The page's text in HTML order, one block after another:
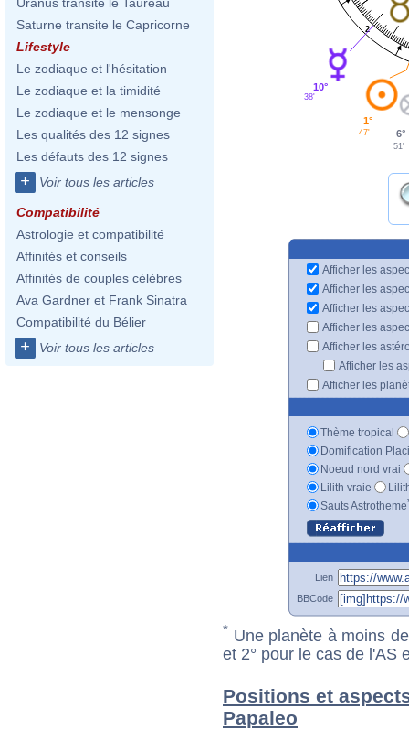
Saturne transite le Capricorne
Lifestyle
Le zodiaque et l'hésitation
Le zodiaque et la timidité
Le zodiaque et le mensonge
Les qualités des 12 signes
Les défauts des 12 signes
+ Voir tous les articles
Compatibilité
Astrologie et compatibilité
Affinités et conseils
Affinités de couples célèbres
Ava Gardner et Frank Sinatra
Compatibilité du Bélier
+ Voir tous les articles
2
10°
38'
1°
47' 6°
51'
Afficher les
Afficher les
Afficher les
Afficher les
Afficher les
Afficher les
Afficher les
Thème tropical
Domification
Noeud nord vrai
Lilith vraie
Sauts Astrotheme
Lien
BBCode
* Une planète à moins
et 2° pour le cas de l'AS
Positions et
Papaleo